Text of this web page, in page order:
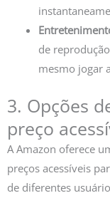
de
mesmo jogar
3. Opções
preço
A Amazon oferece
preços acessíveis
de diferentes